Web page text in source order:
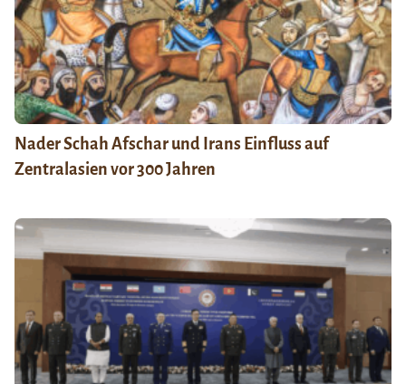
Nader Schah Afschar und Irans Einfluss auf
Zentralasien vor 300 Jahren